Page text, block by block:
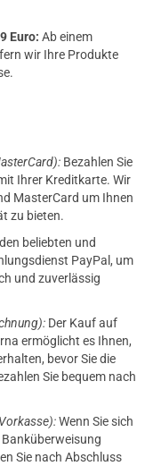
Euro: Ab einem
wir Ihre Produkte
Bezahlen Sie
Ihrer Kreditkarte. Wir
MasterCard um Ihnen
zu bieten.
beliebten und
PayPal, um
und zuverlässig
Der Kauf auf
ermöglicht es Ihnen,
bevor Sie die
Sie bequem nach
Wenn Sie sich
Sie nach Abschluss